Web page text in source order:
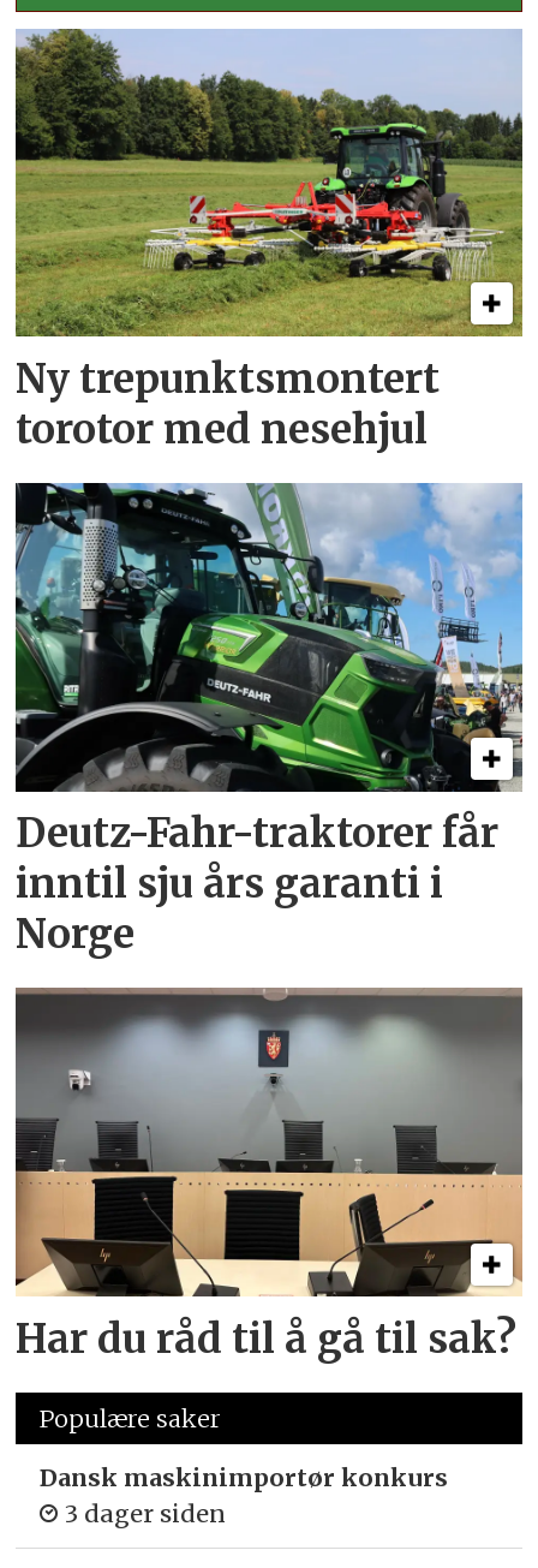
Ny trepunkts­montert
torotor med nesehjul
Deutz-Fahr-traktorer får
inntil sju års garanti i
Norge
Har du råd til å gå til sak?
Populære saker
Dansk maskinimportør konkurs
3 dager siden